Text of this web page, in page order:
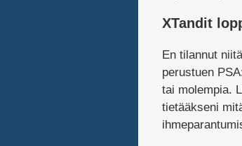
XTandit
En tilannut
perustuen
tai molempia.
tietääkseni